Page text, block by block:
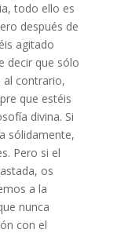
todo ello es
después de
agitado
decir que sólo
al contrario,
que estéis
divina. Si
sólidamente,
Pero si el
os
a la
nunca
con el